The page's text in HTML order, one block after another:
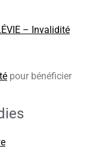
– Invalidité
pour bénéficier